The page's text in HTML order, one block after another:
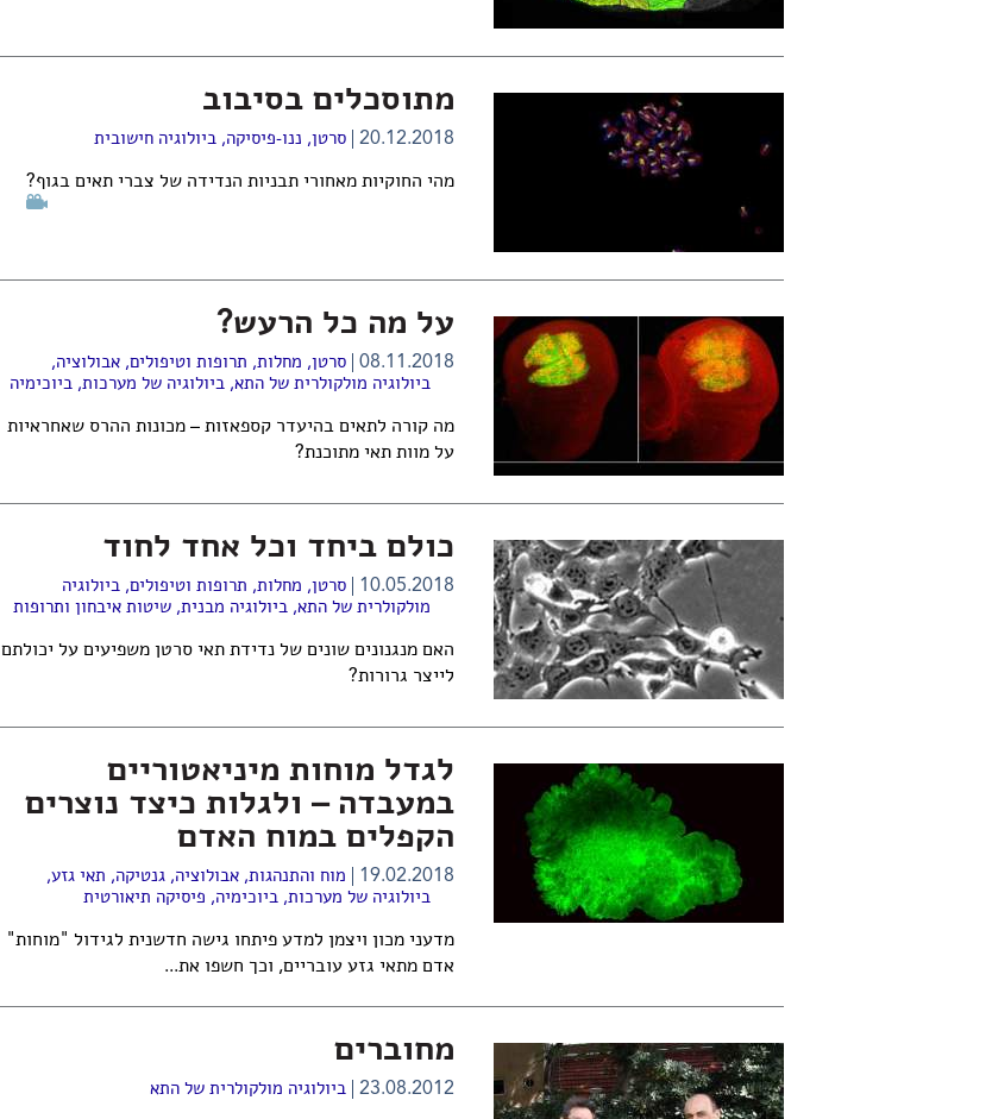
מתוסכלים בסיבוב
20.12.2018 סרטן, ננו-פיסיקה,ביולוגיה חישובית
מהי החוקיות מאחורי תבניות הנדידה של צברי תאים בגוף?
על מה כל הרעש?
08.11.2018 סרטן, מחלות, תרופות וטיפולים,אבולוציה,
ביולוגיה מולקולרית של התא,ביולוגיה של מערכות,ביוכימיה
מה קורה לתאים בהיעדר קספאזות – מכונות ההרס שאחראיות
על מוות תאי מתוכנת?
כולם ביחד וכל אחד לחוד
10.05.2018 סרטן, מחלות, תרופות וטיפולים,ביולוגיה
מולקולרית של התא,ביולוגיה מבנית,שיטות איבחון ותרופות
האם מנגנונים שונים של נדידת תאי סרטן משפיעים על יכולתם
לייצר גרורות?
לגדל מוחות מיניאטוריים
במעבדה – ולגלות כיצד נוצרים
הקפלים במוח האדם
19.02.2018 מוח והתנהגות,אבולוציה,גנטיקה, תאי גזע,
ביולוגיה של מערכות,ביוכימיה, פיסיקה תיאורטית
מדעני מכון ויצמן למדע פיתחו גישה חדשנית לגידול "מוחות"
אדם מתאי גזע עובריים, וכך חשפו את...
מחוברים
23.08.2012 ביולוגיה מולקולרית של התא